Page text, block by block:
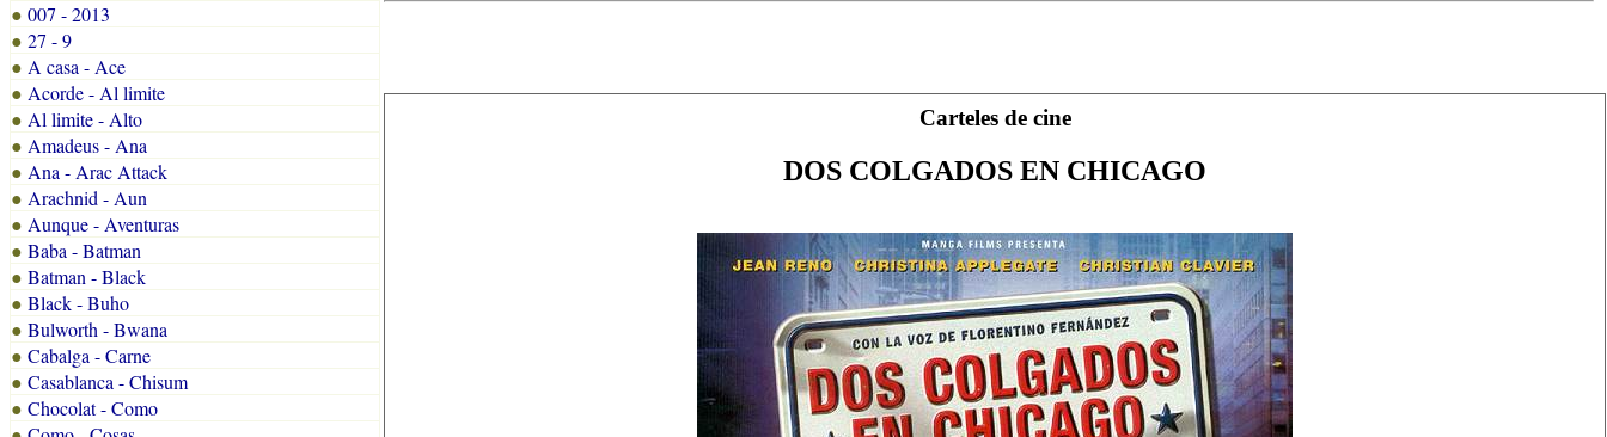
● 007 - 2013
● 27 - 9
● A casa - Ace
● Acorde - Al limite
● Al limite - Alto
● Amadeus - Ana
● Ana - Arac Attack
● Arachnid - Aun
● Aunque - Aventuras
● Baba - Batman
● Batman - Black
● Black - Buho
● Bulworth - Bwana
● Cabalga - Carne
● Casablanca - Chisum
● Chocolat - Como